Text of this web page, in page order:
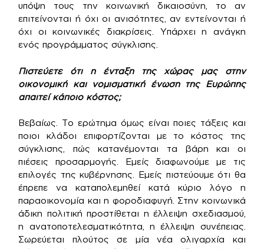
υπόψη τους την κοινωνική δικαιοσύνη, το αν
επιτείνονται ή όχι οι ανισότητες, αν εντείνονται ή
όχι οι κοινωνικές διακρίσεις. Υπάρχει η ανάγκη
ενός προγράμματος σύγκλισης.
Πιστεύετε ότι η ένταξη της χώρας μας στην
οικονομική και νομισματική ένωση της Ευρώπης
απαιτεί κάποιο κόστος;
Βεβαίως. Το ερώτημα όμως είναι ποιες τάξεις και
ποιοι κλάδοι επιφορτίζονται με το κόστος της
σύγκλισης, πώς κατανέμονται τα βάρη και οι
πιέσεις προσαρμογής. Εμείς διαφωνούμε με τις
επιλογές της κυβέρνησης. Εμείς πιστεύουμε ότι θα
έπρεπε να καταπολεμηθεί κατά κύριο λόγο η
παραοικονομία και η φοροδιαφυγή. Στην κοινωνικά
άδικη πολιτική προστίθεται η έλλειψη σχεδιασμού,
η ανατοποτελεσματικότητα, η έλλειψη συνέπειας.
Σωρεύεται πλούτος σε μία νέα ολιγαρχία και